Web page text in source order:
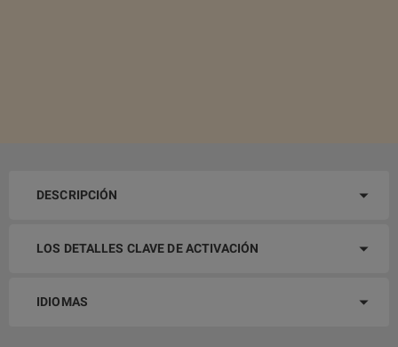
DESCRIPCIÓN
LOS DETALLES CLAVE DE ACTIVACIÓN
IDIOMAS